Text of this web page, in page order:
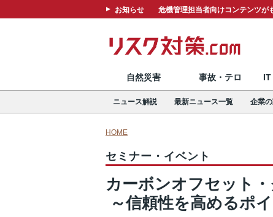
お知らせ 危機管理担当者向けコンテンツが
自然災害 事故・テロ IT
ニュース解説 最新ニュース一覧 企業
HOME
セミナー・イベント
カーボンオフセット
～信頼性を高めるポ